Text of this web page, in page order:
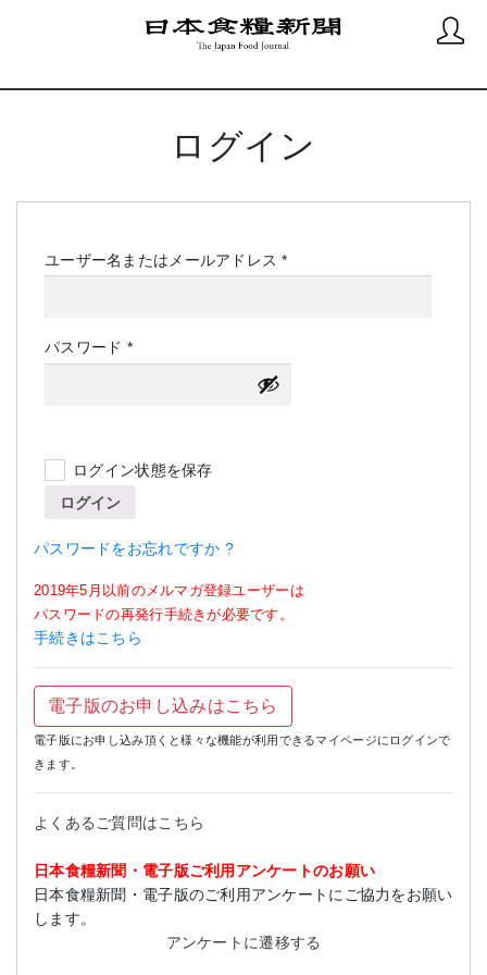
ログイン
ユーザー名またはメールアドレス*必
パスワード *必
須
ログイン状態を保存
ログイン
パスワードをお忘れですか ?
2019年5月以前のメルマガ登録ユーザーは
パスワードの再発行手続きが必要です。
手続きはこちら
電子版のお申し込みはこちら
電子版にお申し込み頂くと様々な機能が利用できるマイページにログインで
きます。
よくあるご質問はこちら
日本食糧新聞・電子版ご利用アンケートのお願い
日本食糧新聞・電子版のご利用アンケートにご協力をお願い
します。
アンケートに遷移する